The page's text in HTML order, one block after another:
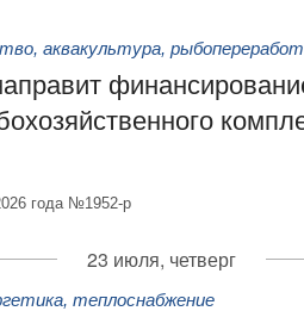
аквакультура,
года №1952-р
23 июля, четверг
теплоснабжение